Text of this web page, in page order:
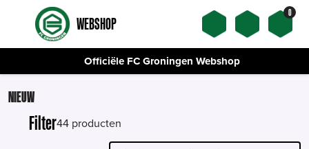
WEBSHOP
0
Officiële FC Groningen Webshop
NIEUW
Filter44 producten